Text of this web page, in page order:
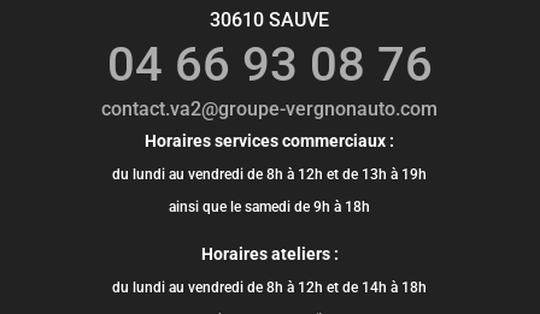
30610 SAUVE
04 66 93 08 76
contact.va2@groupe-vergnonauto.com
Horaires services commerciaux :
du lundi au vendredi de 8h à 12h et de 13h à 19h
ainsi que le samedi de 9h à 18h
Horaires ateliers :
du lundi au vendredi de 8h à 12h et de 14h à 18h